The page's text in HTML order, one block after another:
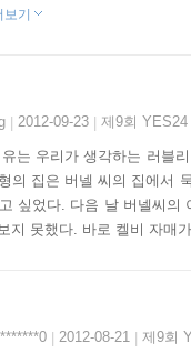
보기
2012-09-23 제9회
는 우리가 생각하는 러블
의 집은 버넬 씨의 집에서
싶었다. 다음 날 버넬씨
지 못했다. 바로 켈비 자매
2012-08-21 제9회